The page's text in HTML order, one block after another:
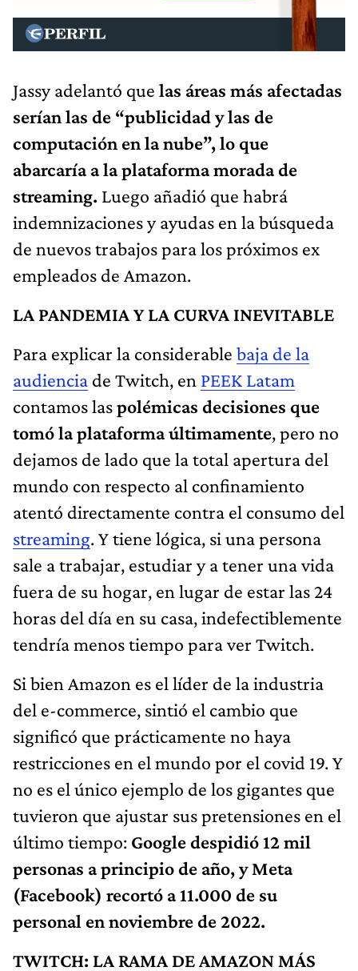
Jassy adelantó que las áreas más afectadas
serían las de “publicidad y las de
computación en la nube”, lo que
abarcaría a la plataforma morada de
streaming. Luego añadió que habrá
indemnizaciones y ayudas en la búsqueda
de nuevos trabajos para los próximos ex
empleados de Amazon.
LA PANDEMIA Y LA CURVA INEVITABLE
Para explicar la considerable baja de la
audiencia de Twitch, en PEEK Latam
contamos laspolémicas decisiones que
tomó la plataforma últimamente, pero no
dejamos de lado que la total apertura del
mundo con respecto al confinamiento
atentó directamente contra el consumo del
streaming. Y tiene lógica, si una persona
sale a trabajar, estudiar y a tener una vida
fuera de su hogar, en lugar de estar las 24
horas del día en su casa, indefectiblemente
tendría menos tiempo para ver Twitch.
Si bien Amazon es el líder de la industria
del e-commerce, sintió el cambio que
significó que prácticamente no haya
restricciones en el mundo por el covid 19. Y
no es el único ejemplo de los gigantes que
tuvieron que ajustar sus pretensiones en el
último tiempo: Google despidió 12 mil
personas a principio de año, y Meta
(Facebook) recortó a 11.000 de su
personal en noviembre de 2022.
TWITCH: LA RAMA DE AMAZON MÁS